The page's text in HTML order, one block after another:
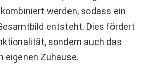
werden, sodass ein
entsteht. Dies fördert
sondern auch das
eigenen Zuhause.